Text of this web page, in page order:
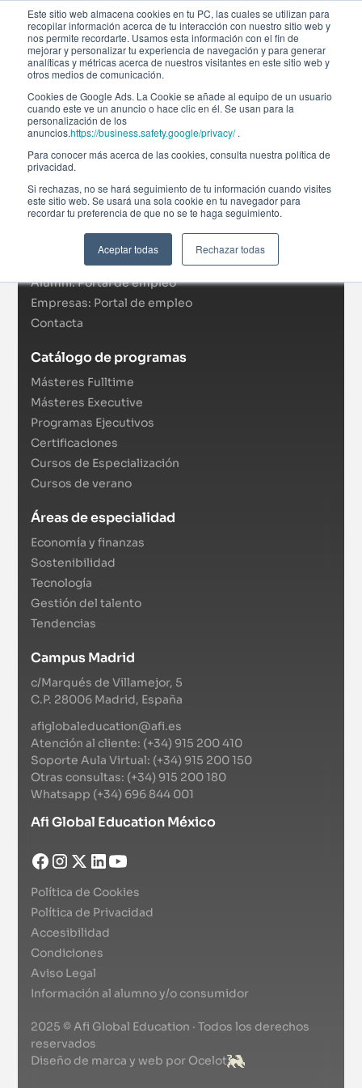
Este sitio web almacena cookies en tu PC, las cuales se utilizan para
recopilar información acerca de tu interacción con nuestro sitio web y
nos permite recordarte. Usamos esta información con el fin de
mejorar y personalizar tu experiencia de navegación y para generar
analíticas y métricas acerca de nuestros visitantes en este sitio web y
otros medios de comunicación.
Cookies de Google Ads. La Cookie se añade al equipo de un usuario
cuando este ve un anuncio o hace clic en él. Se usan para la
personalización de los
anuncios.https://business.safety.google/privacy/.
Para conocer más acerca de las cookies, consulta nuestra política de
privacidad.
Si rechazas, no se hará seguimiento de tu información cuando visites
este sitio web. Se usará una sola cookie en tu navegador para
recordar tu preferencia de que no se te haga seguimiento.
Aceptar todas Rechazar todas
Afi Global Education
Sobre nosotros
RSC
Campus virtual
Alumni: Portal de empleo
Empresas: Portal de empleo
Contacta
Catálogo de programas
Másteres Fulltime
Másteres Executive
Programas Ejecutivos
Certificaciones
Cursos de Especialización
Cursos de verano
Áreas de especialidad
Economía y finanzas
Sostenibilidad
Tecnología
Gestión del talento
Tendencias
Campus Madrid
c/Marqués de Villamejor, 5
C.P. 28006 Madrid, España
afiglobaleducation@afi.es
Atención al cliente: (+34) 915 200 410
Soporte Aula Virtual: (+34) 915 200 150
Otras consultas: (+34) 915 200 180
Whatsapp (+34) 696 844 001
Afi Global Education México
Política de Cookies
Política de Privacidad
Accesibilidad
Condiciones
Aviso Legal
Información al alumno y/o consumidor
2025 © Afi Global Education · Todos los derechos
reservados
Diseño de marca y web por Ocelot